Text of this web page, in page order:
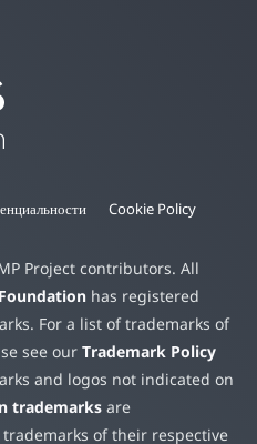
Cookie Policy
Project contributors. All
has registered
For a list of trademarks of
see our Trademark Policy
and logos not indicated on
trademarks are
of their respective